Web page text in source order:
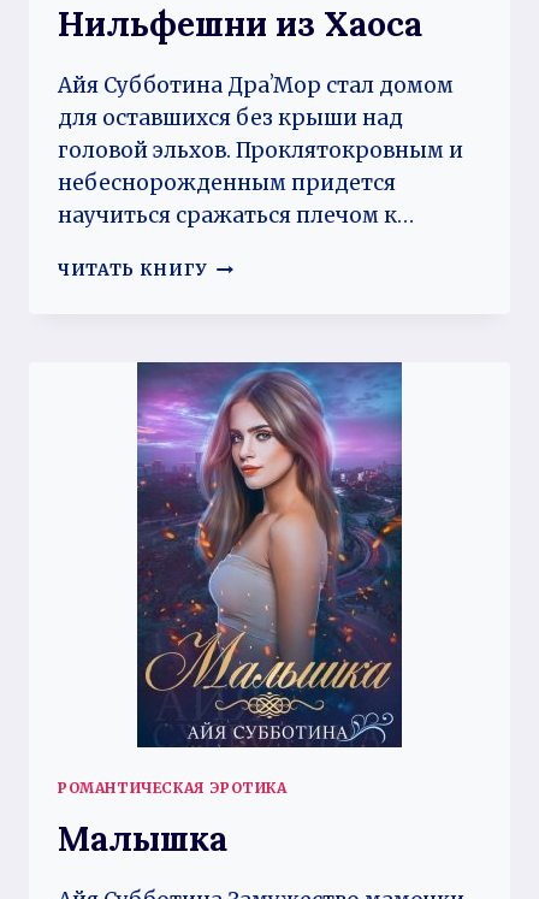
Нильфешни из Хаоса
Айя Субботина ДраʼМор стал домом
для оставшихся без крыши над
головой эльхов. Проклятокровным и
небеснорожденным придется
научиться сражаться плечом к…
ЧИТАТЬ КНИГУ НИЛЬФЕШНИ
РОМАНТИЧЕСКАЯ ЭРОТИКА
Малышка